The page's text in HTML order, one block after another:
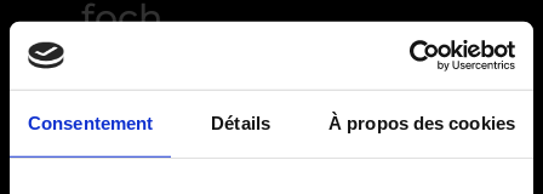
Consentement Détails À propos des cookies
foch